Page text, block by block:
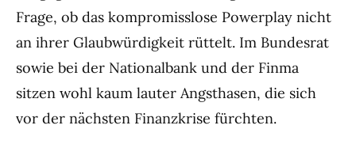
Frage, ob das kompromisslose Powerplay nicht
an ihrer Glaubwürdigkeit rüttelt. Im Bundesrat
sowie bei der Nationalbank und der Finma
sitzen wohl kaum lauter Angsthasen, die sich
vor der nächsten Finanzkrise fürchten.